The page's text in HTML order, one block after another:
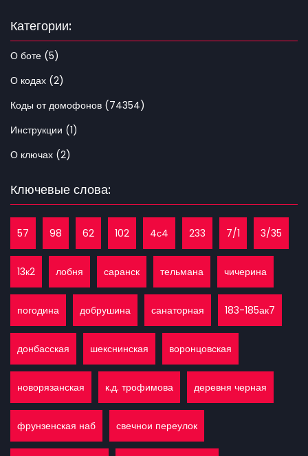
Категории:
О боте (5)
О кодах (2)
Коды от домофонов (74354)
Инструкции (1)
О ключах (2)
Ключевые слова:
57 98 62 102 4с4 233 7/1 3/35
13к2 лобня саранск тельмана чичерина
погодина добрушина санаторная 183-185ак7
донбасская шекснинская воронцовская
новорязанская к.д. трофимова деревня черная
фрунзенская наб свечнои переулок